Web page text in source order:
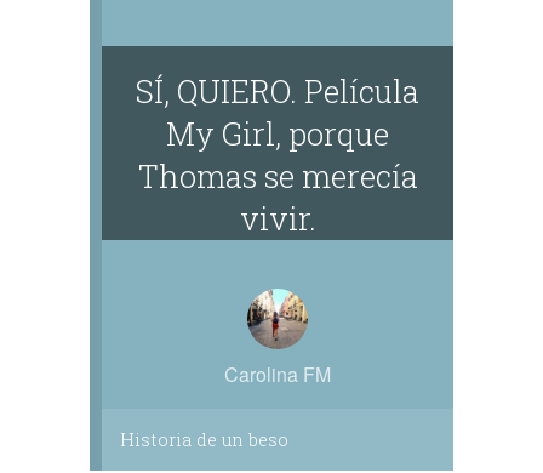
SÍ, QUIERO. Película
My Girl, porque
Thomas se merecía
vivir.
Carolina FM
Historia de un beso